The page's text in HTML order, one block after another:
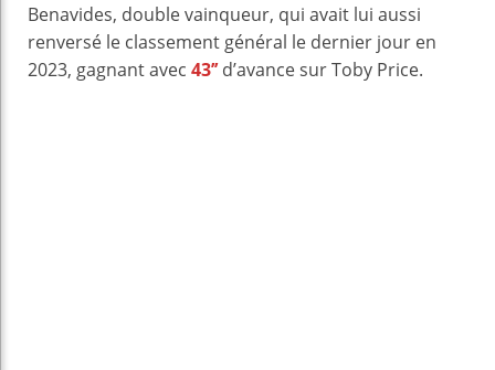
Benavides, double vainqueur, qui avait lui aussi
renversé le classement général le dernier jour en
2023, gagnant avec 43’’d’avance sur Toby Price.